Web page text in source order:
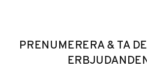
PRENUMERERA & TA